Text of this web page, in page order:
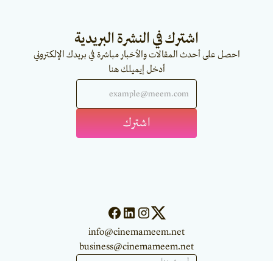
اشترك في النشرة البريدية
احصل على أحدث المقالات والأخبار مباشرة في بريدك الإلكتروني
أدخل إيميلك هنا
info@cinemameem.net
business@cinemameem.net